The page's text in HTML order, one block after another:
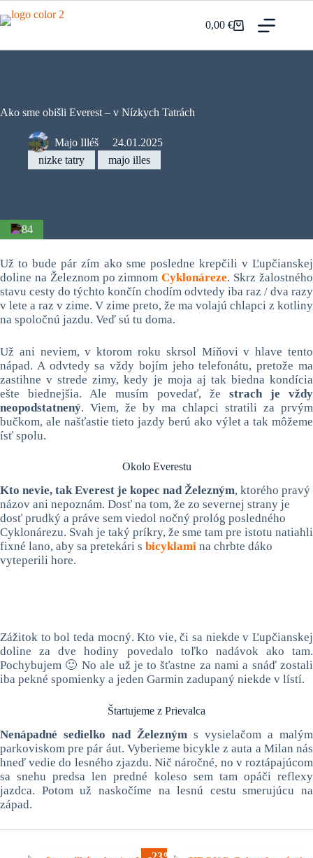
na
Nákupný
0,00€
Ako sme obišli Everest – v Nízkych Tatrách
Majo Illéš
24.01.2025
nizke tatry
majo illes
84
Už to bude pár zím ako sme posledne krepčili v Ľupčianskej
doline na Železnom po zimnom Cyklonáreze. Skrz žalostného
stavu cesty do týchto končín chodím odvtedy iba raz / dva razy
v lete a raz v zime. V zime preto, že ma volajú chlapci z kotliny
na spoločnú jazdu. Veď sú tu doma.
Už ani neviem, v ktorom roku skrsol Miňovi v hlave tento
nápad. A odvtedy sa vždy bojím jeho telefonátu, pretože ma
zastihne v strede zimy, kedy je moja aj tak biedna kondícia
ešte biednejšia. Ale musím povedať, že strach je vždy
neopodstatnený. Viem, že by ma chlapci stratili za prvým
bučkom, ale našťastie tieto jazdy berú ako výlet a tak môžeme
ísť spolu.
Okolo Everestu
Kto nevie, tak Everest je kopec nad Železným, ktorého pravý
názov ani nepoznám. Dosť na tom, že zo severnej strany je
dosť prudký a práve sem viedol nočný prológ posledného
Cyklonárezu. Svah je taký príkry, že sme tam pre istotu natiahli
fixné lano, aby sa pretekári s bicyklami na chrbte dáko
vyteperili hore.
Zážitok to bol teda mocný. Kto vie, či sa niekde v Ľupčianskej
doline za dve hodiny povedalo toľko nadávok ako tam.
Pochybujem 🙂 No ale už je to šťastne za nami a snáď zostali
iba pekné spomienky a jeden Garmin zadupaný niekde v lístí.
Štartujeme z Prievalca
Nenápadné sedielko nad Železným s vysielačom a malým
parkoviskom pre pár áut. Vyberieme bicykle z auta a Milan nás
hneď vedie do lesného zjazdu. Nič náročné, no v roztápajúcom
sa snehu predsa len predné koleso sem tam opáči reflexy
jazdca. Potom už naskočíme na lesnú cestu smerujúcu na
západ.